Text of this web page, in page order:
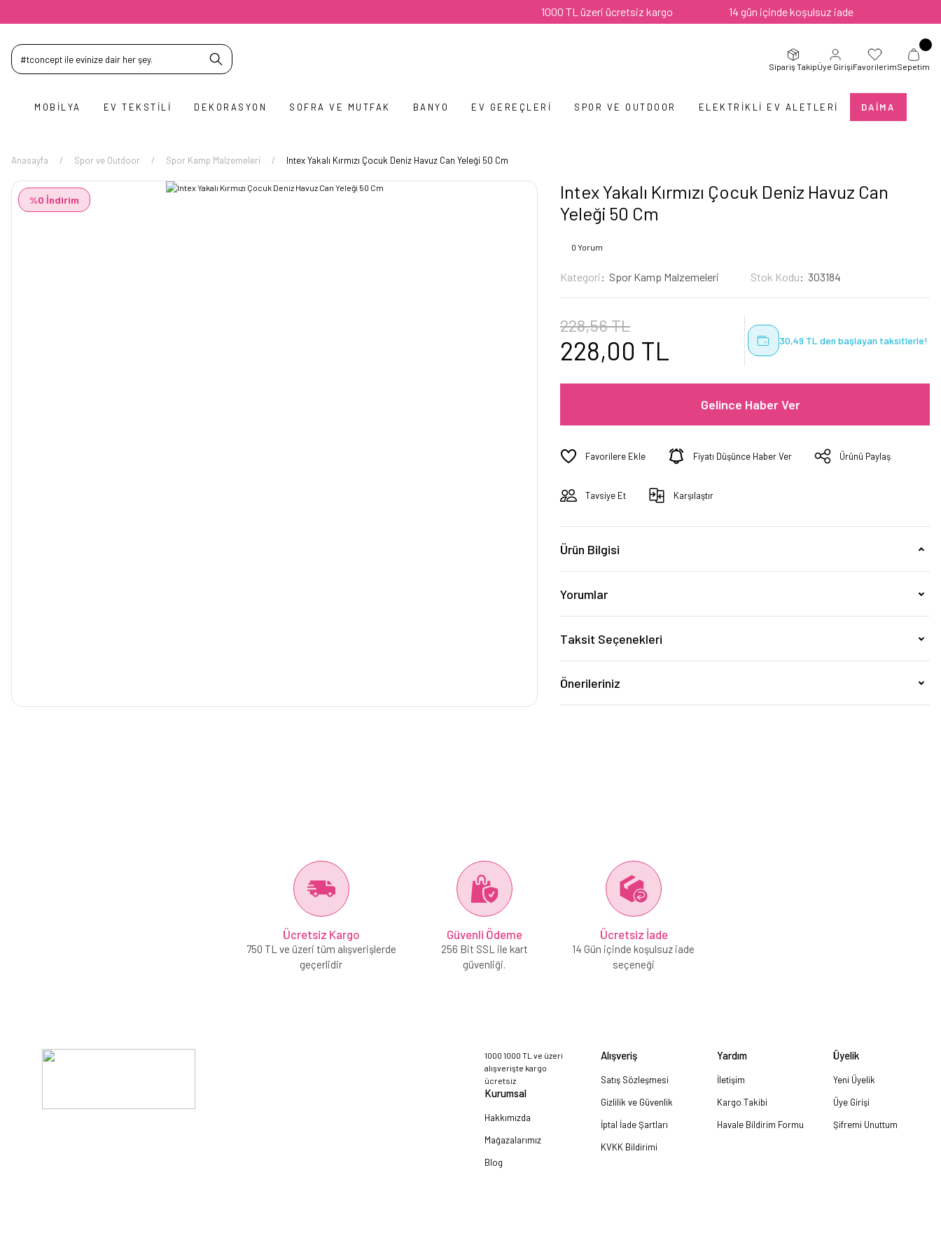
1000 TL üzeri ücretsiz kargo 14 gün içinde koşulsuz iade
Sipariş TakipÜye GirişiFavorilerimSepetim
MOBILYA EV TEKSTILI DEKORASYON SOFRA VE MUTFAK BANYO EV GEREÇLERI SPOR VE OUTDOOR ELEKTRIKLI EV ALETLERI DAIMA
Anasayfa Spor ve Outdoor Spor Kamp Malzemeleri Intex Yakalı Kırmızı Çocuk Deniz Havuz Can Yeleği 50 Cm
%0 İndirim
Intex Yakalı Kırmızı Çocuk Deniz Havuz Can
Yeleği 50 Cm
0 Yorum
Kategori Spor Kamp Malzemeleri Stok Kodu 303184
228,56 TL
228,00 TL 30,49 TL den başlayan taksitlerle!
Gelince Haber Ver
Fiyatı Düşünce Haber Ver Ürünü Paylaş
Tavsiye Et Karşılaştır
Ürün Bilgisi
Yorumlar
Taksit Seçenekleri
Önerileriniz
Ücretsiz Kargo
750 TL ve üzeri tüm alışverişlerde
geçerlidir
Güvenli Ödeme
256 Bit SSL ile kart
güvenliği.
Ücretsiz İade
14 Gün içinde koşulsuz iade
seçeneği
1000 1000 TL ve üzeri
alışverişte kargo
ücretsiz
Kurumsal
Hakkımızda
Mağazalarımız
Blog
Alışveriş
Satış Sözleşmesi
Gizlilik ve Güvenlik
İptal İade Şartları
KVKK Bildirimi
Yardım
İletişim
Kargo Takibi
Havale Bildirim Formu
Üyelik
Yeni Üyelik
Üye Girişi
Şifremi Unuttum